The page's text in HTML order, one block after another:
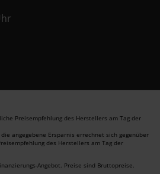
Preisempfehlung des Herstellers am Tag der
angegebene Ersparnis errechnet sich gegenüber
des Herstellers am Tag der
Angebot. Preise sind Bruttopreise.